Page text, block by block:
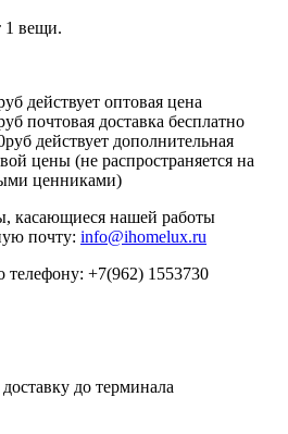
1 вещи.
действует оптовая цена
почтовая доставка бесплатно
действует дополнительная
цены (не распространяется на
ценниками)
касающиеся нашей работы
почту: info@ihomelux.ru
телефону: +7(962) 1553730
до терминала